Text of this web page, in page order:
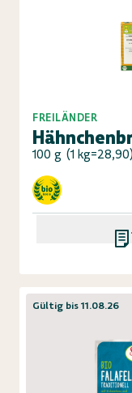
FREILÄNDER
100 g (1 kg=28,90)
Gültig bis 11.08.26